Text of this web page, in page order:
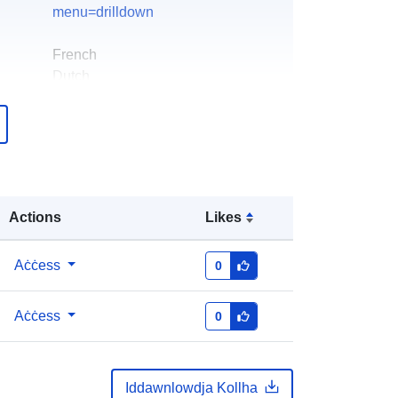
Actions Likes
Aċċess 0
Aċċess 0
Iddawnlowdja Kollha
menu=drilldown
French
Dutch
Indirizz Elettroniku:
Miżjud ma’ data.europa.eu: 12
Aġġornat fuq data.europa.eu: 30